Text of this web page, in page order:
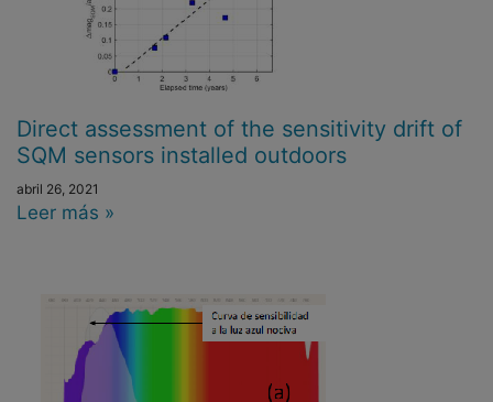
Direct assessment of the sensitivity drift of
SQM sensors installed outdoors
abril 26, 2021
Leer más »